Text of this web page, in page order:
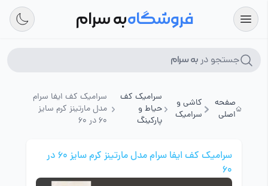
فروشگاهبه سرام
جستجو در به سرام
صفحه
اصلی
کاشی و
سرامیک
سرامیک کف
حیاط و
پارکینگ
سرامیک کف ایفا سرام
مدل مارتینز کرم سایز
60 در 60
سرامیک کف ایفا سرام مدل مارتینز کرم سایز 60 در
60